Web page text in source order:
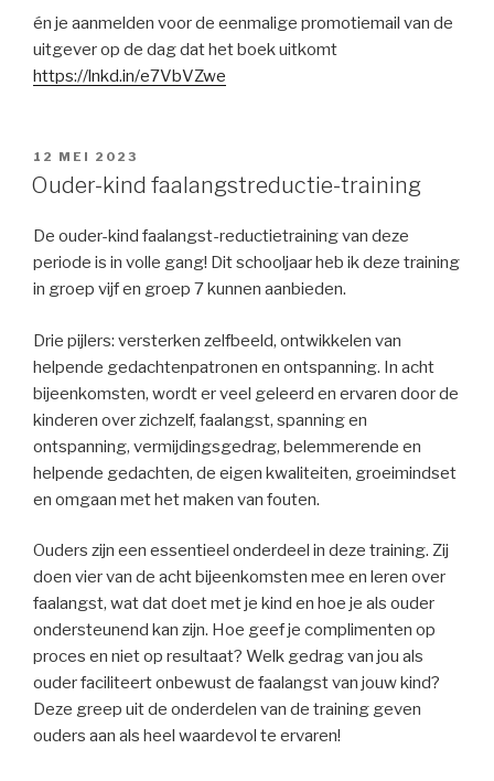
én je aanmelden voor de eenmalige promotiemail van de
uitgever op de dag dat het boek uitkomt
https://lnkd.in/e7VbVZwe
GEPLAATST
OP
12 MEI 2023
Ouder-kind faalangstreductie-training
De ouder-kind faalangst-reductietraining van deze
periode is in volle gang! Dit schooljaar heb ik deze training
in groep vijf en groep 7 kunnen aanbieden.
Drie pijlers: versterken zelfbeeld, ontwikkelen van
helpende gedachtenpatronen en ontspanning. In acht
bijeenkomsten, wordt er veel geleerd en ervaren door de
kinderen over zichzelf, faalangst, spanning en
ontspanning, vermijdingsgedrag, belemmerende en
helpende gedachten, de eigen kwaliteiten, groeimindset
en omgaan met het maken van fouten.
Ouders zijn een essentieel onderdeel in deze training. Zij
doen vier van de acht bijeenkomsten mee en leren over
faalangst, wat dat doet met je kind en hoe je als ouder
ondersteunend kan zijn. Hoe geef je complimenten op
proces en niet op resultaat? Welk gedrag van jou als
ouder faciliteert onbewust de faalangst van jouw kind?
Deze greep uit de onderdelen van de training geven
ouders aan als heel waardevol te ervaren!